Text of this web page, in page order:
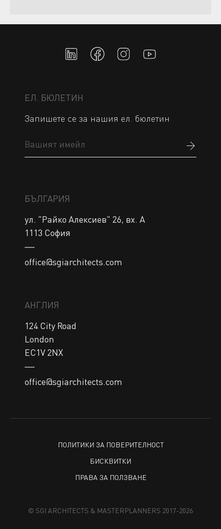
ЕЛ. БЮЛЕТИН
Запишете се за нашия ел. бюлетин
БЪЛГАРИЯ
ул. "Райко Алексиев" 26, вх. А
office@sgiarchitects.com
АНГЛИЯ
124 City Road
London
EC1V 2NX
office@sgiarchitects.com
ПОЛИТИКИ ЗА ПОВЕРИТЕЛНОСТ
БИСКВИТКИ
ПРАВА ЗА ПОЛЗВАНЕ
© SGI ARCHITECTS & MASTERPLANNERS 2017-2026